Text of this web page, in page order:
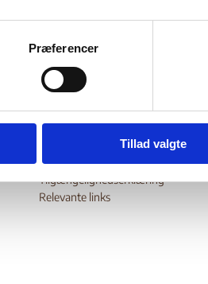
Præferencer
Tillad valgte
Digital Post - Borger
Digital Post - Virksomheder
Tilgængelighedserklæring
Relevante links